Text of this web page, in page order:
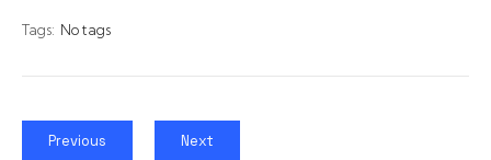
Tags: No tags
Previous Next